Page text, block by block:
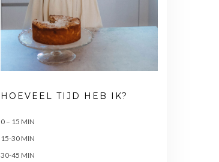
HOEVEEL TIJD HEB IK?
0 – 15 MIN
15-30 MIN
30-45 MIN